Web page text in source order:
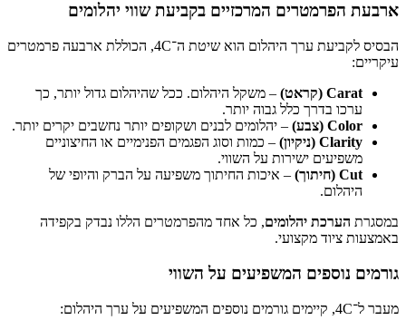
ארבעת הפרמטרים המרכזיים בקביעת שווי יהלומים
הבסיס לקביעת ערך היהלום הוא שיטת ה־4C, הכוללת ארבעה פרמטרים
עיקריים:
Carat (קראט)
– משקל היהלום. ככל שהיהלום גדול יותר, כך
ערכו בדרך כלל גבוה יותר.
Color (צבע)
– יהלומים לבנים ושקופים יותר נחשבים יקרים יותר.
Clarity (ניקיון)
– כמות וסוג הפגמים הפנימיים או החיצוניים
משפיעים ישירות על השווי.
Cut (חיתוך)
– איכות החיתוך משפיעה על הברק והיופי של
היהלום.
במסגרת הערכת יהלומים, כל אחד מהפרמטרים הללו נבדק בקפידה
באמצעות ציוד מקצועי.
גורמים נוספים המשפיעים על השווי
מעבר ל־4C, קיימים גורמים נוספים המשפיעים על ערך היהלום: